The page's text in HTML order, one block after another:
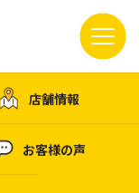
店舗情報
お客様の声